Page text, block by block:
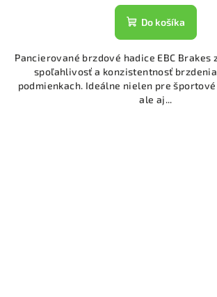
Do košíka
Pancierované brzdové hadice EBC Brakes
spoľahlivosť a konzistentnosť
podmienkach. Ideálne nielen pre
ale aj...